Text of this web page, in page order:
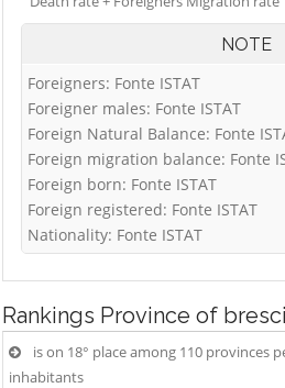
NOTE
Foreigners: Fonte ISTAT
Foreigner males: Fonte ISTAT
Foreign Natural Balance: Fonte
Foreign migration balance: Fonte
Foreign born: Fonte ISTAT
Foreign registered: Fonte ISTAT
Nationality: Fonte ISTAT
Rankings Province of
is on 18° place among 110 provinces
inhabitants